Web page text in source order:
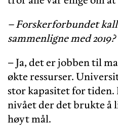
– Forskerforbundet
sammenligne med 2019?
– Ja, det er jobben til
økte ressurser.
stor kapasitet for tiden.
nivået der det brukte å
høyt mål.